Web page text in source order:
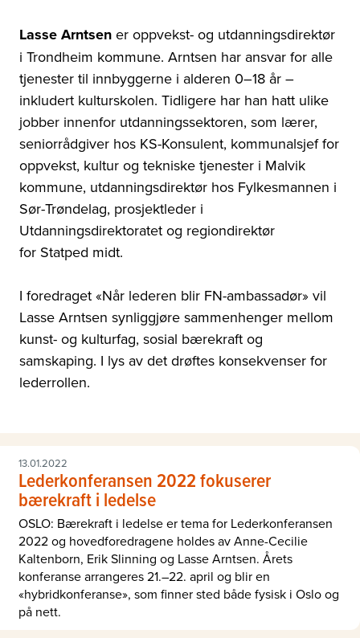
Lasse Arntsen er oppvekst- og utdanningsdirektør
i Trondheim kommune. Arntsen har ansvar for alle
tjenester til innbyggerne i alderen 0–18 år –
inkludert kulturskolen. Tidligere har han hatt ulike
jobber innenfor utdanningssektoren, som lærer,
seniorrådgiver hos KS-Konsulent, kommunalsjef for
oppvekst, kultur og tekniske tjenester i Malvik
kommune, utdanningsdirektør hos Fylkesmannen i
Sør-Trøndelag, prosjektleder i
Utdanningsdirektoratet og regiondirektør
for Statped midt.
I foredraget «Når lederen blir FN-ambassadør» vil
Lasse Arntsen synliggjøre sammenhenger mellom
kunst- og kulturfag, sosial bærekraft og
samskaping. I lys av det drøftes konsekvenser for
lederrollen.
13.01.2022
Lederkonferansen 2022 fokuserer
bærekraft i ledelse
OSLO: Bærekraft i ledelse er tema for Lederkonferansen
2022 og hovedforedragene holdes av Anne-Cecilie
Kaltenborn, Erik Slinning og Lasse Arntsen. Årets
konferanse arrangeres 21.–22. april og blir en
«hybridkonferanse», som finner sted både fysisk i Oslo og
på nett.